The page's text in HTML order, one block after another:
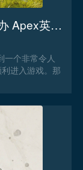
Apex英雄一直卡在加载画面怎么办 Apex英雄一直卡在加载画面解决办法
一个非常令人
进入游戏。那